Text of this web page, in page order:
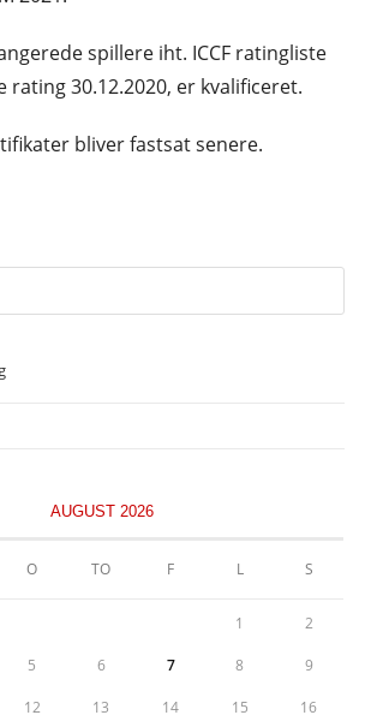
spillere iht. ICCF ratingliste
rating 30.12.2020, er kvalificeret.
bliver fastsat senere.
AUGUST 2026
O TO F L S
1 2
5 6 7 8 9
12 13 14 15 16